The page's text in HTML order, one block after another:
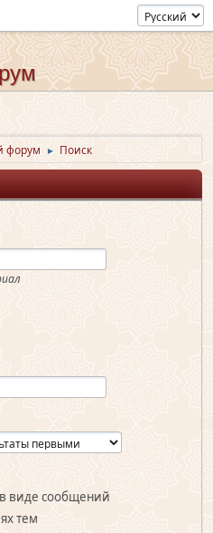
форум ► Поиск
виде сообщений
тем